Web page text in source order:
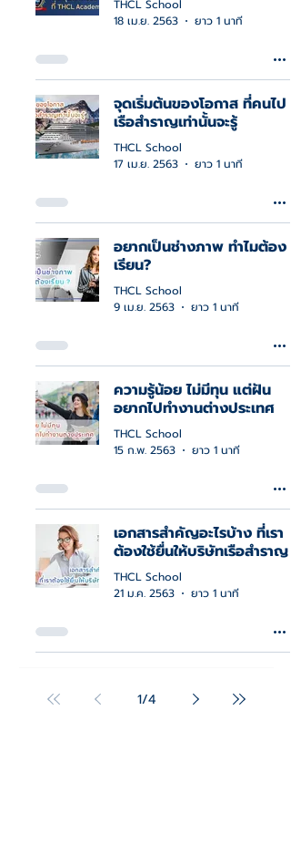
Recommend
THCL School
18 เม.ย. 2563
ยาว 1 นาที
จุดเริ่มต้นของโอกาส ที่คนไป
เรือสำราญเท่านั้นจะรู้
THCL School
17 เม.ย. 2563
ยาว 1 นาที
อยากเป็นช่างภาพ ทำไมต้อง
เรียน?
THCL School
9 เม.ย. 2563
ยาว 1 นาที
ความรู้น้อย ไม่มีทุน แต่ฝัน
อยากไปทำงานต่างประเทศ
THCL School
15 ก.พ. 2563
ยาว 1 นาที
เอกสารสำคัญอะไรบ้าง ที่เรา
ต้องใช้ยื่นให้บริษัทเรือสำราญ
THCL School
21 ม.ค. 2563
ยาว 1 นาที
1/4